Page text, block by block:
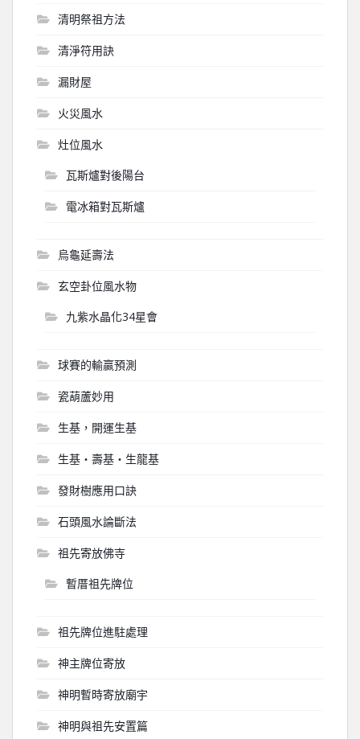
清明祭祖方法
清淨符用訣
漏財屋
火災風水
灶位風水
瓦斯爐對後陽台
電冰箱對瓦斯爐
烏龜延壽法
玄空卦位風水物
九紫水晶化34星會
球賽的輸贏預測
瓷葫蘆妙用
生基，開運生基
生基‧壽基‧生龍基
發財樹應用口訣
石頭風水論斷法
祖先寄放佛寺
暫厝祖先牌位
祖先牌位進駐處理
神主牌位寄放
神明暫時寄放廟宇
神明與祖先安置篇